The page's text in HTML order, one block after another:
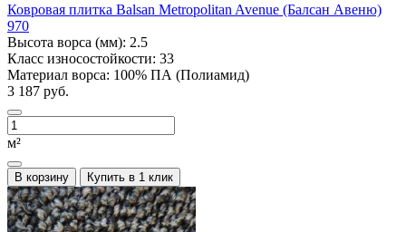
Ковровая плитка Balsan Metropolitan Avenue (Балсан Авеню)
970
Высота ворса (мм): 2.5
Класс износостойкости: 33
Материал ворса: 100% ПА (Полиамид)
3 187 руб.
м²
В корзину Купить в 1 клик